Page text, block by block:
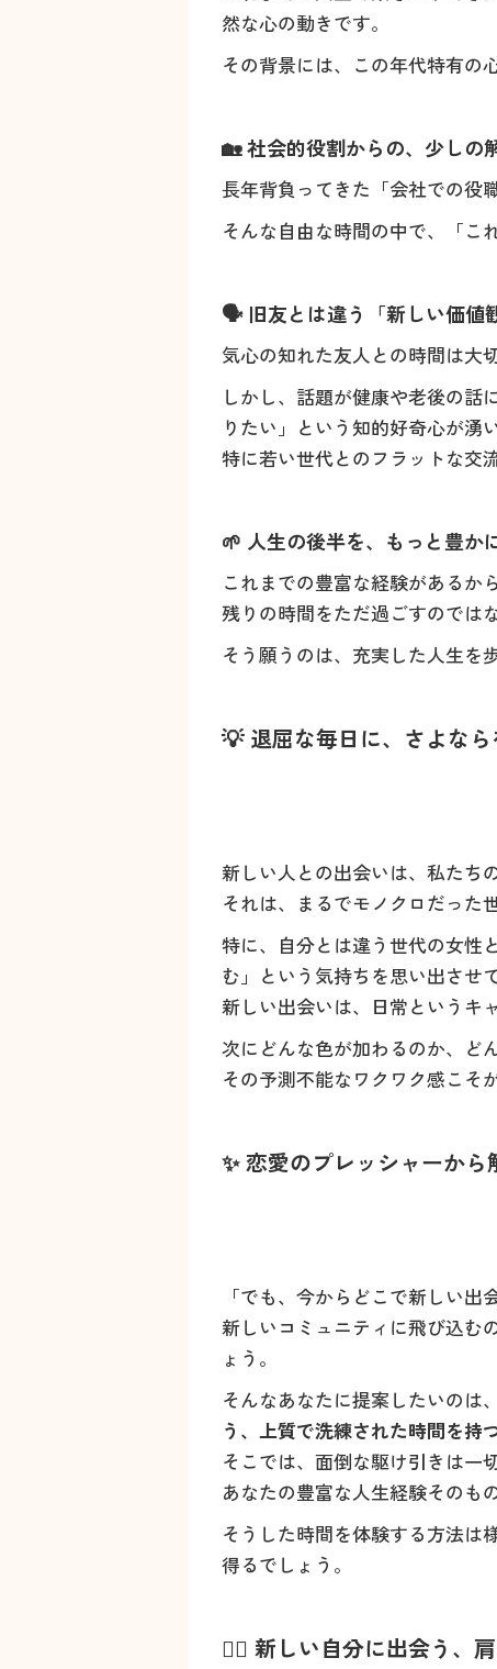
然な心の動きです。
その背景には、この年代特有の
🏡 社会的役割からの、少しの
長年背負ってきた「会社での役
そんな自由な時間の中で、「こ
🗣️ 旧友とは違う「新しい価値
気心の知れた友人との時間は大
しかし、話題が健康や老後の話
りたい」という知的好奇心が湧
特に若い世代とのフラットな交
🌱 人生の後半を、もっと豊か
これまでの豊富な経験があるか
残りの時間をただ過ごすのでは
そう願うのは、充実した人生を
💡 退屈な毎日に、さよな
新しい人との出会いは、私たち
それは、まるでモノクロだった
特に、自分とは違う世代の女性
む」という気持ちを思い出させ
新しい出会いは、日常というキ
次にどんな色が加わるのか、ど
その予測不能なワクワク感こそ
✨ 恋愛のプレッシャーか
「でも、今からどこで新しい
新しいコミュニティに飛び込む
ょう。
そんなあなたに提案したいのは、
う、上質で洗練された時間を持
そこでは、面倒な駆け引きは一
あなたの豊富な人生経験そのも
そうした時間を体験する方法は
得るでしょう。
🚶‍♂️ 新しい自分に出会う、